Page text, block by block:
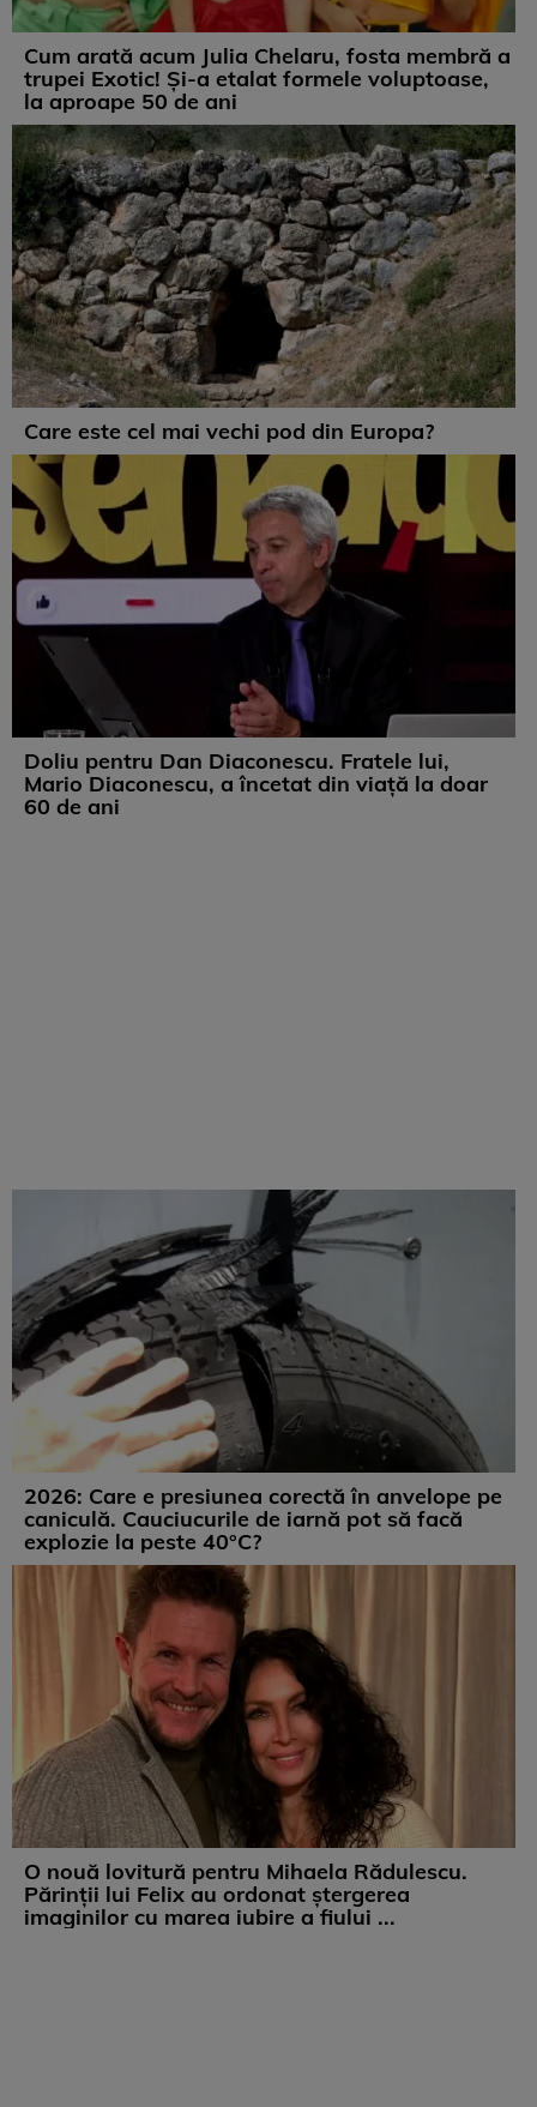
Cum arată acum Julia Chelaru, fosta membră a
trupei Exotic! Și-a etalat formele voluptoase,
la aproape 50 de ani
Care este cel mai vechi pod din Europa?
Doliu pentru Dan Diaconescu. Fratele lui,
Mario Diaconescu, a încetat din viață la doar
60 de ani
2026: Care e presiunea corectă în anvelope pe
caniculă. Cauciucurile de iarnă pot să facă
explozie la peste 40°C?
O nouă lovitură pentru Mihaela Rădulescu.
Părinții lui Felix au ordonat ștergerea
imaginilor cu marea iubire a fiului ...